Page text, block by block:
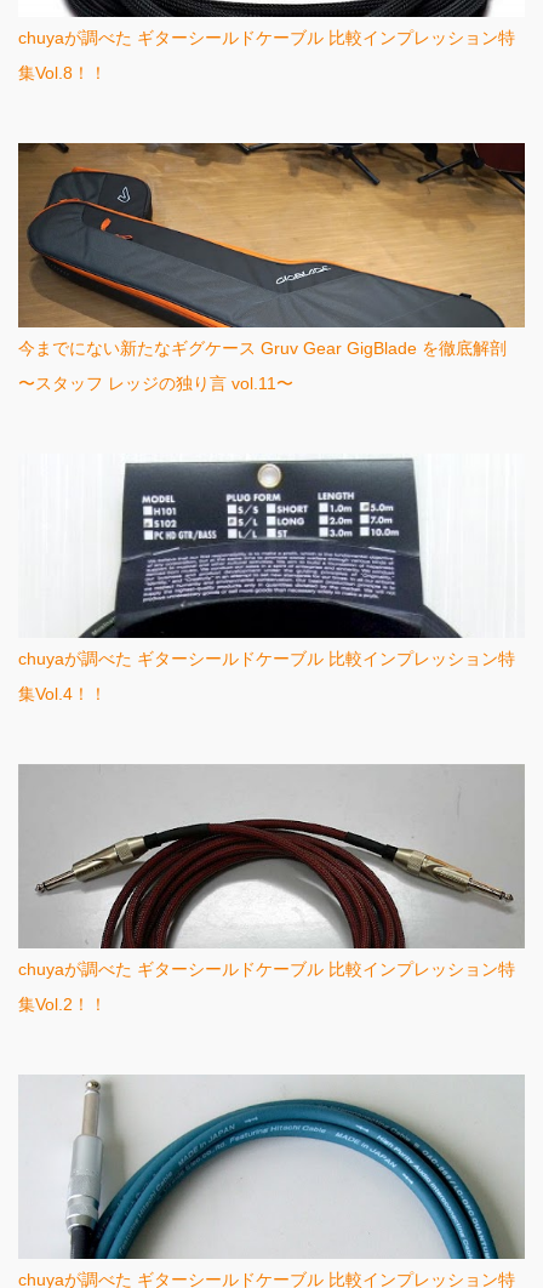
chuyaが調べた ギターシールドケーブル 比較インプレッション特
集Vol.8！！
今までにない新たなギグケース Gruv Gear GigBlade を徹底解剖
〜スタッフ レッジの独り言 vol.11〜
chuyaが調べた ギターシールドケーブル 比較インプレッション特
集Vol.4！！
chuyaが調べた ギターシールドケーブル 比較インプレッション特
集Vol.2！！
chuyaが調べた ギターシールドケーブル 比較インプレッション特